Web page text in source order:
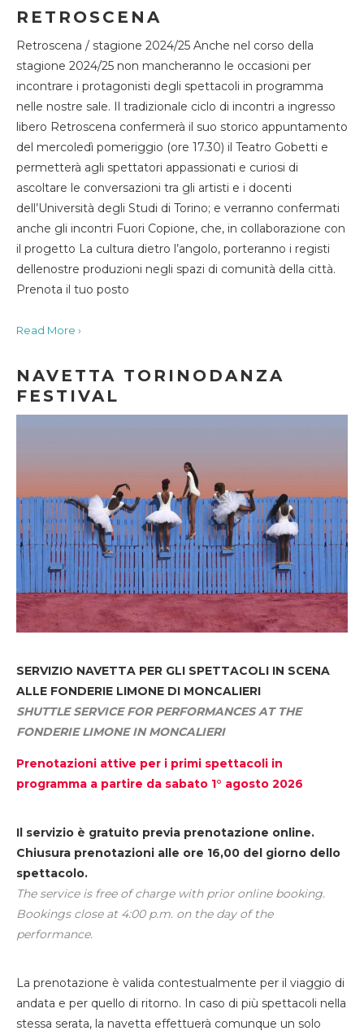
RETROSCENA
Retroscena / stagione 2024/25 Anche nel corso della
stagione 2024/25 non mancheranno le occasioni per
incontrare i protagonisti degli spettacoli in programma
nelle nostre sale. Il tradizionale ciclo di incontri a ingresso
libero Retroscena confermerà il suo storico appuntamento
del mercoledì pomeriggio (ore 17.30) il Teatro Gobetti e
permetterà agli spettatori appassionati e curiosi di
ascoltare le conversazioni tra gli artisti e i docenti
dell’Università degli Studi di Torino; e verranno confermati
anche gli incontri Fuori Copione, che, in collaborazione con
il progetto La cultura dietro l’angolo, porteranno i registi
dellenostre produzioni negli spazi di comunità della città.
Prenota il tuo posto
Read More ›
NAVETTA TORINODANZA
FESTIVAL
SERVIZIO NAVETTA PER GLI SPETTACOLI IN SCENA
ALLE FONDERIE LIMONE DI MONCALIERI
SHUTTLE SERVICE FOR PERFORMANCES AT THE
FONDERIE LIMONE IN MONCALIERI
Prenotazioni attive per i primi spettacoli in
programma a partire da sabato 1° agosto 2026
Il servizio è gratuito previa prenotazione online.
Chiusura prenotazioni alle ore 16,00 del giorno dello
spettacolo.
The service is free of charge with prior online booking.
Bookings close at 4:00 p.m. on the day of the
performance.
La prenotazione è valida contestualmente per il viaggio di
andata e per quello di ritorno. In caso di più spettacoli nella
stessa serata, la navetta effettuerà comunque un solo